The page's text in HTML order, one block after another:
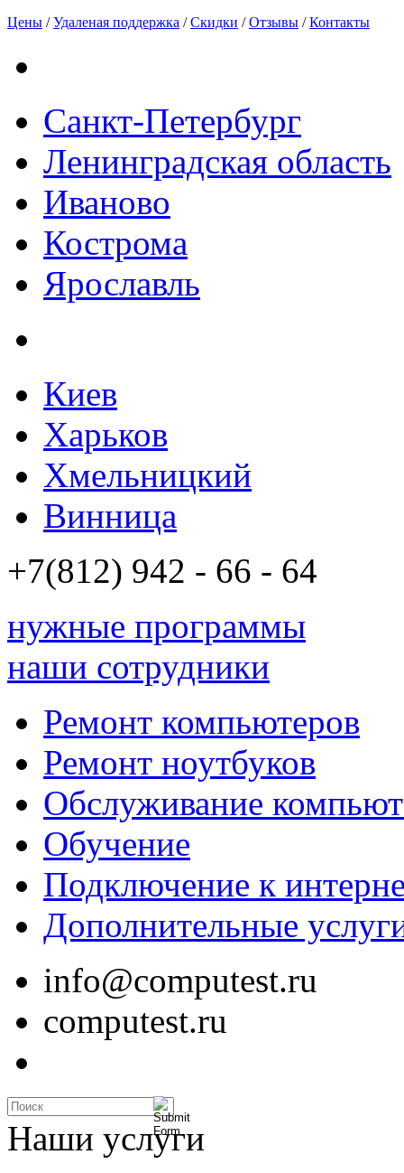
Цены /Удаленая поддержка /Скидки /Отзывы /Контакты
Санкт-Петербург
Ленинградская область
Иваново
Кострома
Ярославль
Киев
Харьков
Хмельницкий
Винница
+7(812) 942 - 66 - 64
нужные программы
наши сотрудники
Ремонт компьютеров
Ремонт ноутбуков
Обслуживание
Обучение
Подключение к
Дополнительные
info@computest.ru
computest.ru
Наши услуги